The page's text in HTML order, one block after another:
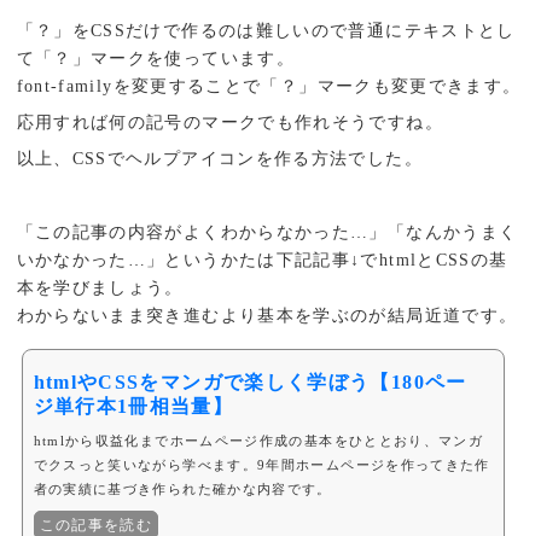
「？」をCSSだけで作るのは難しいので普通にテキストとし
て「？」マークを使っています。
font-familyを変更することで「？」マークも変更できます。
応用すれば何の記号のマークでも作れそうですね。
以上、CSSでヘルプアイコンを作る方法でした。
「この記事の内容がよくわからなかった…」「なんかうまく
いかなかった…」というかたは下記記事↓でhtmlとCSSの基
本を学びましょう。
わからないまま突き進むより基本を学ぶのが結局近道です。
htmlやCSSをマンガで楽しく学ぼう【180ペー
ジ単行本1冊相当量】
htmlから収益化までホームページ作成の基本をひととおり、マンガ
でクスっと笑いながら学べます。9年間ホームページを作ってきた作
者の実績に基づき作られた確かな内容です。
この記事を読む